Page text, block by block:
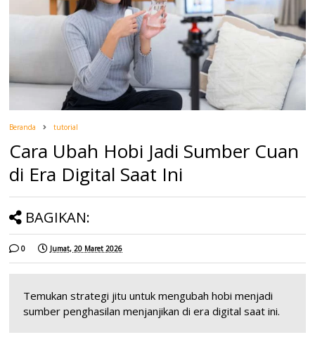
Beranda tutorial
Cara Ubah Hobi Jadi Sumber Cuan
di Era Digital Saat Ini
BAGIKAN:
0 Jumat, 20 Maret 2026
Temukan strategi jitu untuk mengubah hobi menjadi
sumber penghasilan menjanjikan di era digital saat ini.